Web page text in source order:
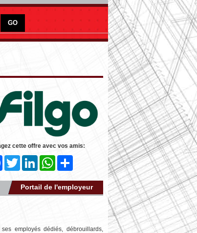
cette offre avec vos amis:
FacebookTwitter LinkedInWhatsApp
Portail de l'employeur
employés dédiés, débrouillards,